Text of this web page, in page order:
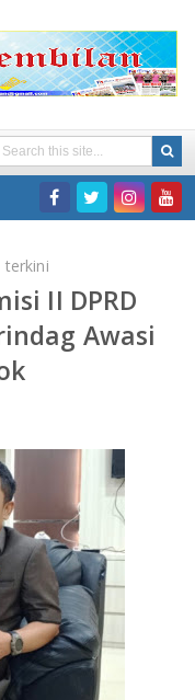
terkini
II DPRD
Awasi